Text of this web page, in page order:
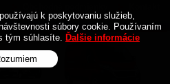
k poskytovaniu služieb,
súbory cookie. Používaním
tým súhlasíte. Ďalšie informácie